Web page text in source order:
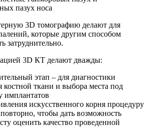
пазух носа
3D томографию делают для
которые другим способом
затруднительно.
3D КТ делают дважды:
этап – для диагностики
костной ткани и выбора места под
имплантатов
искусственного корня процедуру
чтобы дать возможность
оценить качество проведенной